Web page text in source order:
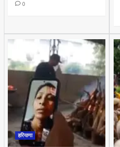
0
हरियाणा